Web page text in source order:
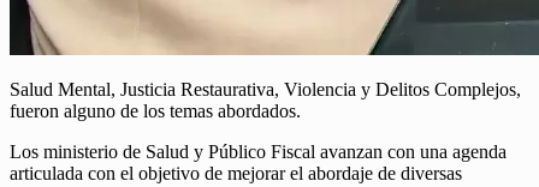
Salud Mental, Justicia Restaurativa, Violencia y Delitos Complejos,
fueron alguno de los temas abordados.
Los ministerio de Salud y Público Fiscal avanzan con una agenda
articulada con el objetivo de mejorar el abordaje de diversas